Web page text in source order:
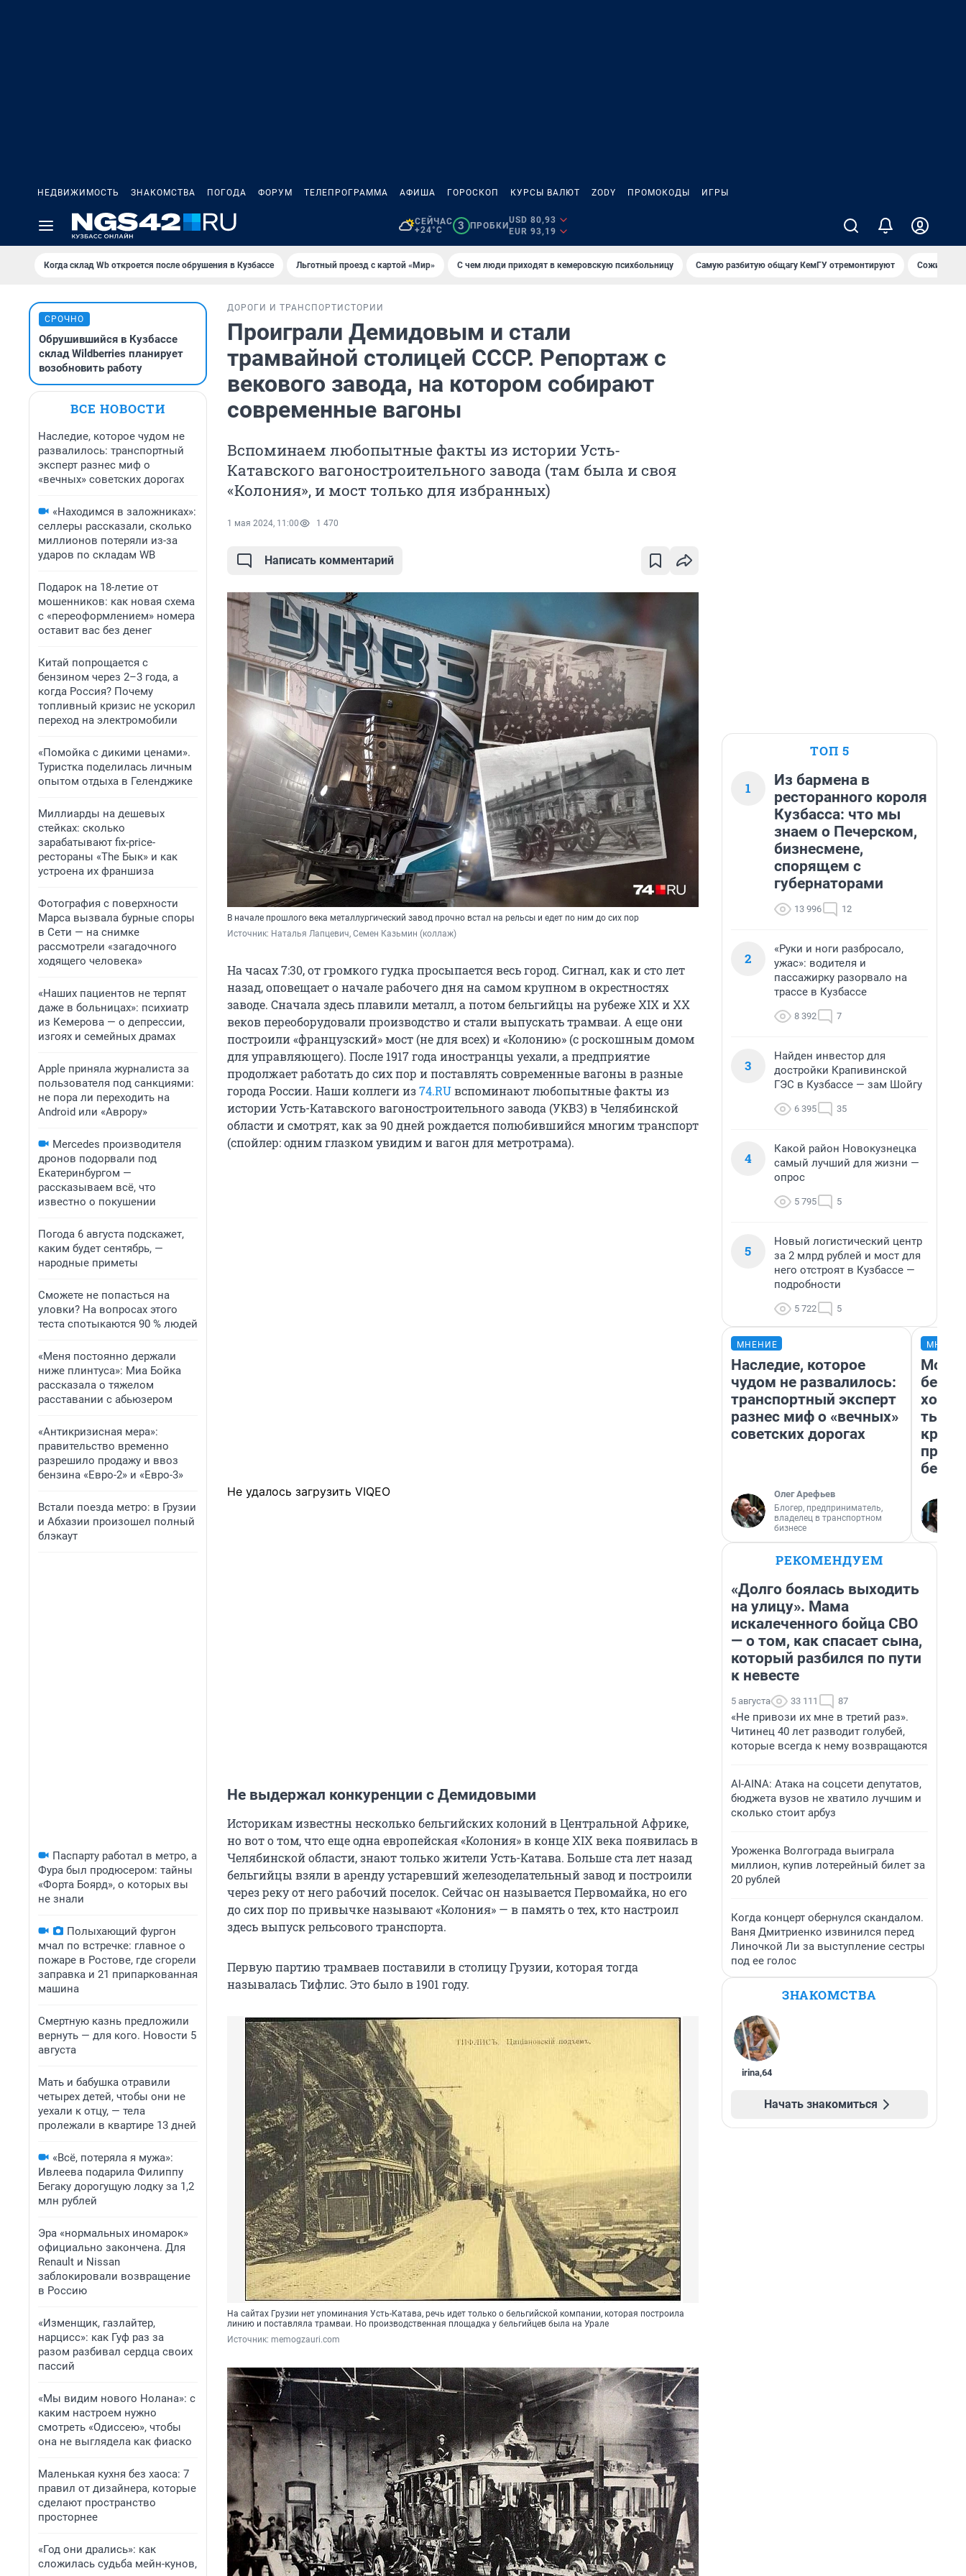
НЕДВИЖИМОСТЬ ЗНАКОМСТВА ПОГОДА ФОРУМ ТЕЛЕПРОГРАММА АФИША ГОРОСКОП КУРСЫ ВАЛЮТ ZODY ПРОМОКОДЫ ИГРЫ
СЕЙЧАС
+24°C
3 ПРОБКИ
USD 80,93
EUR 93,19
Когда склад Wb откроется после обрушения в Кузбассе Льготный проезд с картой «Мир» С чем люди приходят в кемеровскую психбольницу Самую разбитую общагу КемГУ отремонтируют
СРОЧНО
Обрушившийся в Кузбассе
склад Wildberries планирует
возобновить работу
ВСЕ НОВОСТИ
Наследие, которое чудом не
развалилось: транспортный
эксперт разнес миф о
«вечных» советских дорогах
«Находимся в заложниках»:
селлеры рассказали, сколько
миллионов потеряли из-за
ударов по складам WB
Подарок на 18-летие от
мошенников: как новая схема
с «переоформлением» номера
оставит вас без денег
Китай попрощается с
бензином через 2–3 года, а
когда Россия? Почему
топливный кризис не ускорил
переход на электромобили
«Помойка с дикими ценами».
Туристка поделилась личным
опытом отдыха в Геленджике
Миллиарды на дешевых
стейках: сколько
зарабатывают fix-price-
рестораны «The Бык» и как
устроена их франшиза
Фотография с поверхности
Марса вызвала бурные споры
в Сети — на снимке
рассмотрели «загадочного
ходящего человека»
«Наших пациентов не терпят
даже в больницах»: психиатр
из Кемерова — о депрессии,
изгоях и семейных драмах
Apple приняла журналиста за
пользователя под санкциями:
не пора ли переходить на
Android или «Аврору»
Mercedes производителя
дронов подорвали под
Екатеринбургом —
рассказываем всё, что
известно о покушении
Погода 6 августа подскажет,
каким будет сентябрь, —
народные приметы
Сможете не попасться на
уловки? На вопросах этого
теста спотыкаются 90 % людей
«Меня постоянно держали
ниже плинтуса»: Миа Бойка
рассказала о тяжелом
расставании с абьюзером
«Антикризисная мера»:
правительство временно
разрешило продажу и ввоз
бензина «Евро-2» и «Евро-3»
Встали поезда метро: в Грузии
и Абхазии произошел полный
блэкаут
Паспарту работал в метро, а
Фура был продюсером: тайны
«Форта Боярд», о которых вы
не знали
Полыхающий фургон
мчал по встречке: главное о
пожаре в Ростове, где сгорели
заправка и 21 припаркованная
машина
Смертную казнь предложили
вернуть — для кого. Новости 5
августа
Мать и бабушка отравили
четырех детей, чтобы они не
уехали к отцу, — тела
пролежали в квартире 13 дней
«Всё, потеряла я мужа»:
Ивлеева подарила Филиппу
Бегаку дорогущую лодку за 1,2
млн рублей
Эра «нормальных иномарок»
официально закончена. Для
Renault и Nissan
заблокировали возвращение
в Россию
«Изменщик, газлайтер,
нарцисс»: как Гуф раз за
разом разбивал сердца своих
пассий
«Мы видим нового Нолана»: с
каким настроем нужно
смотреть «Одиссею», чтобы
она не выглядела как фиаско
Маленькая кухня без хаоса: 7
правил от дизайнера, которые
сделают пространство
просторнее
«Год они дрались»: как
сложилась судьба мейн-кунов,
ДОРОГИ И ТРАНСПОРТ ИСТОРИИ
Проиграли Демидовым и стали
трамвайной столицей СССР. Репортаж с
векового завода, на котором собирают
современные вагоны
Вспоминаем любопытные факты из истории Усть-
Катавского вагоностроительного завода (там была и своя
«Колония», и мост только для избранных)
1 мая 2024, 11:00 1 470
Написать комментарий
В начале прошлого века металлургический завод прочно встал на рельсы и едет по ним до сих пор
Источник: Наталья Лапцевич, Семен Казьмин (коллаж)
На часах 7:30, от громкого гудка просыпается весь город. Сигнал, как и сто лет
назад, оповещает о начале рабочего дня на самом крупном в окрестностях
заводе. Сначала здесь плавили металл, а потом бельгийцы на рубеже XIX и XX
веков переоборудовали производство и стали выпускать трамваи. А еще они
построили «французский» мост (не для всех) и «Колонию» (с роскошным домом
для управляющего). После 1917 года иностранцы уехали, а предприятие
продолжает работать до сих пор и поставлять современные вагоны в разные
города России. Наши коллеги из74.RUвспоминают любопытные факты из
истории Усть-Катавского вагоностроительного завода (УКВЗ) в Челябинской
области и смотрят, как за 90 дней рождается полюбившийся многим транспорт
(спойлер: одним глазком увидим и вагон для метротрама).
Не удалось загрузить VIQEO
Не выдержал конкуренции с Демидовыми
Историкам известны несколько бельгийских колоний в Центральной Африке,
но вот о том, что еще одна европейская «Колония» в конце XIX века появилась в
Челябинской области, знают только жители Усть-Катава. Больше ста лет назад
бельгийцы взяли в аренду устаревший железоделательный завод и построили
через реку от него рабочий поселок. Сейчас он называется Первомайка, но его
до сих пор по привычке называют «Колония» — в память о тех, кто настроил
здесь выпуск рельсового транспорта.
Первую партию трамваев поставили в столицу Грузии, которая тогда
называлась Тифлис. Это было в 1901 году.
На сайтах Грузии нет упоминания Усть-Катава, речь идет только о бельгийской компании, которая построила
линию и поставляла трамваи. Но производственная площадка у бельгийцев была на Урале
Источник: memogzauri.com
ТОП 5
1
Из бармена в
ресторанного короля
Кузбасса: что мы
знаем о Печерском,
бизнесмене,
спорящем с
губернаторами
13 996 12
2
«Руки и ноги разбросало,
ужас»: водителя и
пассажирку разорвало на
трассе в Кузбассе
8 392 7
3
Найден инвестор для
достройки Крапивинской
ГЭС в Кузбассе — зам Шойгу
6 395 35
4
Какой район Новокузнецка
самый лучший для жизни —
опрос
5 795 5
5
Новый логистический центр
за 2 млрд рублей и мост для
него отстроят в Кузбассе —
подробности
5 722 5
МНЕНИЕ
Наследие, которое
чудом не развалилось:
транспортный эксперт
разнес миф о «вечных»
советских дорогах
Олег Арефьев
Блогер, предприниматель,
владелец в транспортном
бизнесе
Мой
РЕКОМЕНДУЕМ
«Долго боялась выходить
на улицу». Мама
искалеченного бойца СВО
— о том, как спасает сына,
который разбился по пути
к невесте
5 августа 33 111 87
«Не привози их мне в третий раз».
Читинец 40 лет разводит голубей,
которые всегда к нему возвращаются
AI-AINA: Атака на соцсети депутатов,
бюджета вузов не хватило лучшим и
сколько стоит арбуз
Уроженка Волгограда выиграла
миллион, купив лотерейный билет за
20 рублей
Когда концерт обернулся скандалом.
Ваня Дмитриенко извинился перед
Линочкой Ли за выступление сестры
под ее голос
ЗНАКОМСТВА
irina,64
Начать знакомиться